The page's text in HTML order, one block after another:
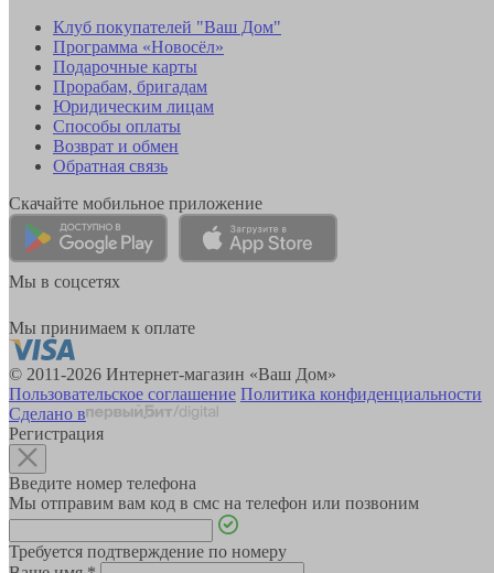
Клуб покупателей "Ваш Дом"
Программа «Новосёл»
Подарочные карты
Прорабам, бригадам
Юридическим лицам
Способы оплаты
Возврат и обмен
Обратная связь
Скачайте мобильное приложение
Мы в соцсетях
Мы принимаем к оплате
© 2011-2026 Интернет-магазин «Ваш Дом»
Пользовательское соглашение Политика конфиденциальности
Сделано в
Регистрация
Введите номер телефона
Мы отправим вам код в смс на телефон или позвоним
Требуется подтверждение по номеру